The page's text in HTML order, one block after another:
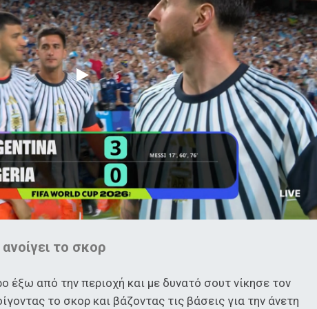
το σκορ
έξω από την περιοχή και με δυνατό σουτ νίκησε τον
το σκορ και βάζοντας τις βάσεις για την άνετη